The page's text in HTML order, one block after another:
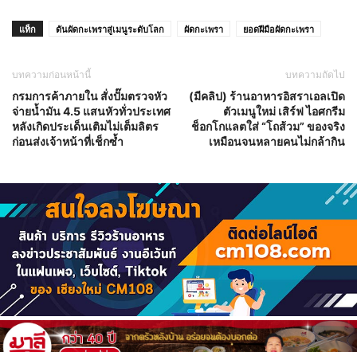
แท็ก ดันผัดกะเพราสู่เมนูระดับโลก ผัดกะเพรา ยอดฝีมือผัดกะเพรา
บทความก่อนหน้านี้
กรมการค้าภายใน สั่งปั๊มตรวจหัว
จ่ายน้ำมัน 4.5 แสนหัวทั่วประเทศ
หลังเกิดประเด็นเติมไม่เต็มลิตร
ก่อนส่งเจ้าหน้าที่เช็กซ้ำ
บทความถัดไป
(มีคลิป) ร้านอาหารอิสราเอลเปิด
ตัวเมนูใหม่ เสิร์ฟ ไอศกรีม
ช็อกโกแลตใส่ “โถส้วม” ของจริง
เหมือนจนหลายคนไม่กล้ากิน